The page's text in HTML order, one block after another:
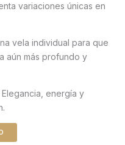
variaciones únicas en
vela individual para que
aún más profundo y
Elegancia, energía y